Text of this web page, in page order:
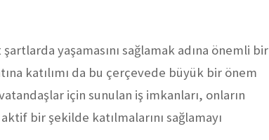
yaşamasını sağlamak adına önemli bir
katılımı da bu çerçevede büyük bir önem
için sunulan iş imkanları, onların
bir şekilde katılmalarını sağlamayı